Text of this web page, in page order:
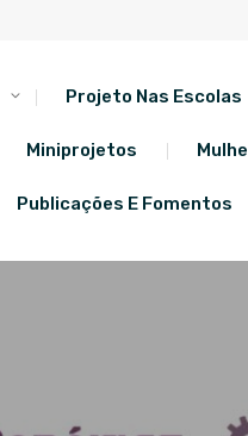
Projeto Nas Escolas
Miniprojetos
Publicações E Fomentos